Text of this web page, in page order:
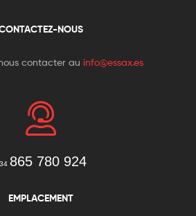
NOUS
contacter au info@essax.es
865 780 924
EMPLACEMENT